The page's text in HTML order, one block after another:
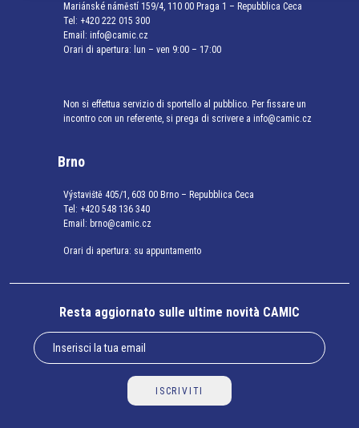
Mariánské náměstí 159/4, 110 00 Praga 1 – Repubblica Ceca
Tel: +420 222 015 300
Email: info@camic.cz
Orari di apertura: lun – ven 9:00 – 17:00
Non si effettua servizio di sportello al pubblico. Per fissare un
incontro con un referente, si prega di scrivere a info@camic.cz
Brno
Výstaviště 405/1, 603 00 Brno – Repubblica Ceca
Tel: +420 548 136 340
Email: brno@camic.cz
Orari di apertura: su appuntamento
Resta aggiornato sulle ultime novità CAMIC
ISCRIVITI